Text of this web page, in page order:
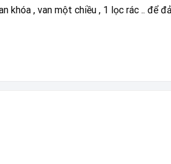
khóa , van một chiều , 1 lọc rác .. để